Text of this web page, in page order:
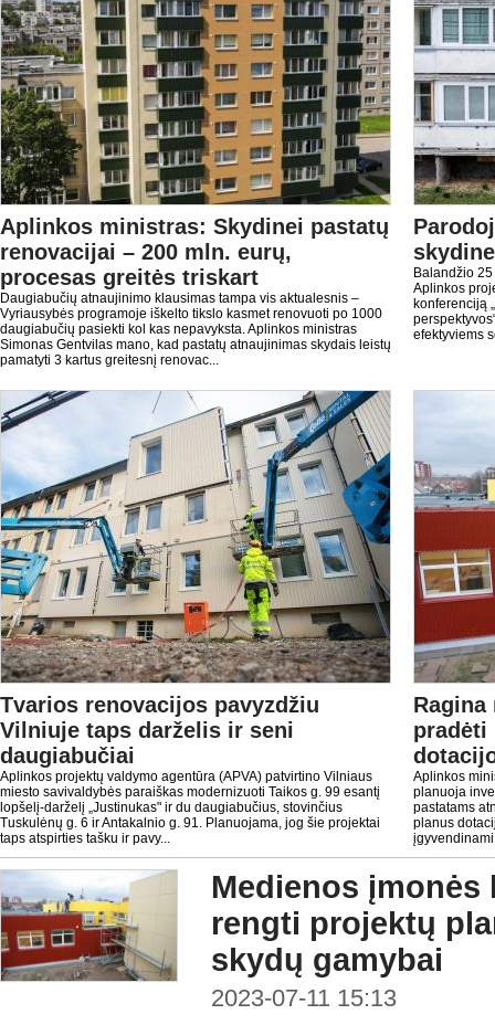
Aplinkos ministras: Skydinei pastatų
renovacijai – 200 mln. eurų,
procesas greitės triskart
Daugiabučių atnaujinimo klausimas tampa vis aktualesnis –
Vyriausybės programoje iškelto tikslo kasmet renovuoti po 1000
daugiabučių pasiekti kol kas nepavyksta. Aplinkos ministras
Simonas Gentvilas mano, kad pastatų atnaujinimas skydais leistų
pamatyti 3 kartus greitesnį renovac...
Balandžio 25
Aplinkos
konferenciją
efektyviems
Tvarios renovacijos pavyzdžiu
Vilniuje taps darželis ir seni
daugiabučiai
Aplinkos projektų valdymo agentūra (APVA) patvirtino Vilniaus
miesto savivaldybės paraiškas modernizuoti Taikos g. 99 esantį
lopšelį-darželį „Justinukas" ir du daugiabučius, stovinčius
Tuskulėnų g. 6 ir Antakalnio g. 91. Planuojama, jog šie projektai
taps atspirties tašku ir pavy...
pradėti
Aplinkos
planuoja
pastatams
planus
Medienos
rengti projektų
skydų gamybai
2023-07-11 15:13